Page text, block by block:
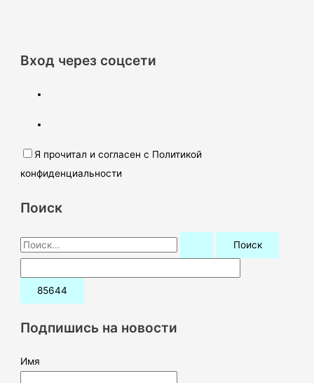
Вход через соцсети
Я прочитал и согласен с Политикой
конфиденциальности
Поиск
П
о
и
:Подпишись на новости
Имя